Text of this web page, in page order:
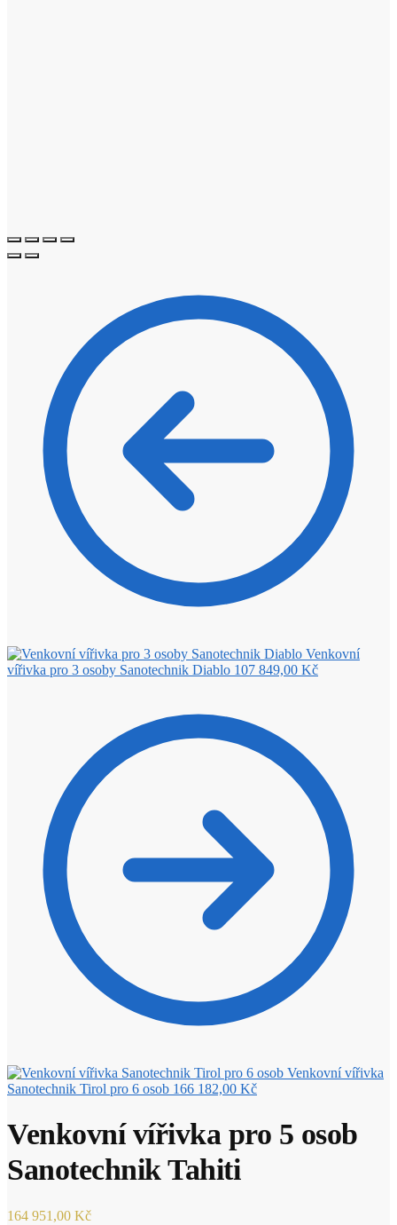
Venkovní
vířivka pro 3 osoby Sanotechnik Diablo 107 849,00 Kč
Venkovní vířivka
Sanotechnik Tirol pro 6 osob 166 182,00 Kč
Venkovní vířivka pro 5 osob
Sanotechnik Tahiti
164 951,00 Kč